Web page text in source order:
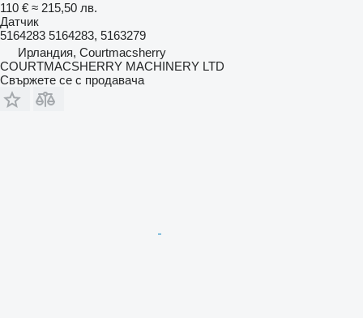
110 € ≈ 215,50 лв.
Датчик
5164283 5164283, 5163279
Ирландия, Courtmacsherry
COURTMACSHERRY MACHINERY LTD
Свържете се с продавача